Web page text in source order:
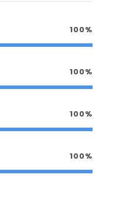
100%
100%
100%
100%